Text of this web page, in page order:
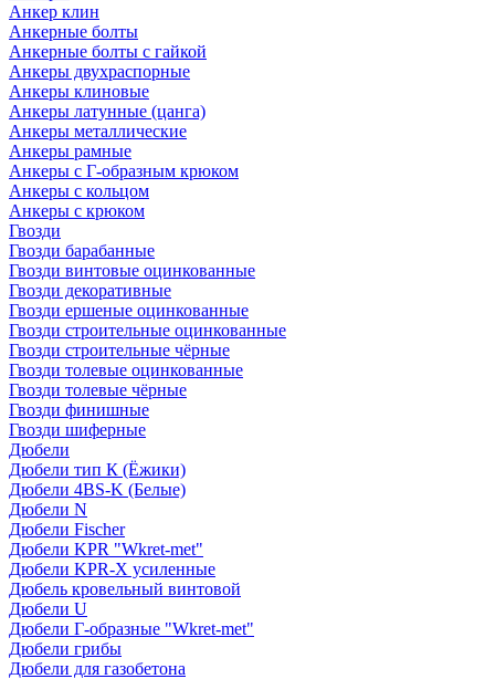
Анкер клин
Анкерные болты
Анкерные болты с гайкой
Анкеры двухраспорные
Анкеры клиновые
Анкеры латунные (цанга)
Анкеры металлические
Анкеры рамные
Анкеры с Г-образным крюком
Анкеры с кольцом
Анкеры с крюком
Гвозди
Гвозди барабанные
Гвозди винтовые оцинкованные
Гвозди декоративные
Гвозди ершеные оцинкованные
Гвозди строительные оцинкованные
Гвозди строительные чёрные
Гвозди толевые оцинкованные
Гвозди толевые чёрные
Гвозди финишные
Гвозди шиферные
Дюбели
Дюбели тип К (Ёжики)
Дюбели 4BS-K (Белые)
Дюбели N
Дюбели Fischer
Дюбели KPR "Wkret-met"
Дюбели KPR-Х усиленные
Дюбель кровельный винтовой
Дюбели U
Дюбели Г-образные "Wkret-met"
Дюбели грибы
Дюбели для газобетона